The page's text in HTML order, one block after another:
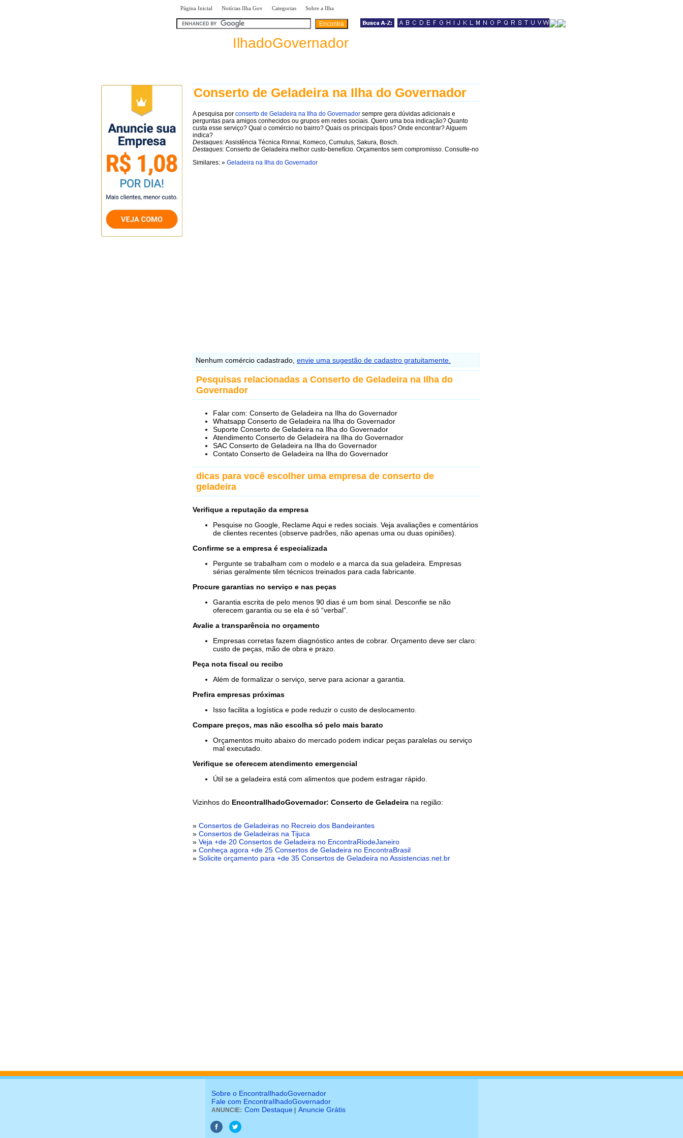
Página Inicial Notícias Ilha Gov Categorias Sobre a Ilha
IlhadoGovernador
Conserto de Geladeira na Ilha do Governador
A pesquisa por conserto de Geladeira na Ilha do Governador sempre gera dúvidas adicionais e
perguntas para amigos conhecidos ou grupos em redes sociais. Quero uma boa indicação? Quanto
custa esse serviço? Qual o comércio no bairro? Quais os principais tipos? Onde encontrar? Alguem
indica?
Destaques:Assistência Técnica Rinnai, Komeco, Cumulus, Sakura, Bosch.
Destaques: Conserto de Geladeira melhor custo-benefício. Orçamentos sem compromisso. Consulte-no
Similares: » Geladeira na Ilha do Governador
Nenhum comércio cadastrado, envie uma sugestão de cadastro gratuitamente.
Pesquisas relacionadas a Conserto de Geladeira na Ilha do
Governador
Falar com: Conserto de Geladeira na Ilha do Governador
Whatsapp Conserto de Geladeira na Ilha do Governador
Suporte Conserto de Geladeira na Ilha do Governador
Atendimento Conserto de Geladeira na Ilha do Governador
SAC Conserto de Geladeira na Ilha do Governador
Contato Conserto de Geladeira na Ilha do Governador
dicas para você escolher uma empresa de conserto de
geladeira
Verifique a reputação da empresa
Pesquise no Google, Reclame Aqui e redes sociais. Veja avaliações e comentários
de clientes recentes (observe padrões, não apenas uma ou duas opiniões).
Confirme se a empresa é especializada
Pergunte se trabalham com o modelo e a marca da sua geladeira. Empresas
sérias geralmente têm técnicos treinados para cada fabricante.
Procure garantias no serviço e nas peças
Garantia escrita de pelo menos 90 dias é um bom sinal. Desconfie se não
oferecem garantia ou se ela é só “verbal”.
Avalie a transparência no orçamento
Empresas corretas fazem diagnóstico antes de cobrar. Orçamento deve ser claro:
custo de peças, mão de obra e prazo.
Peça nota fiscal ou recibo
Além de formalizar o serviço, serve para acionar a garantia.
Prefira empresas próximas
Isso facilita a logística e pode reduzir o custo de deslocamento.
Compare preços, mas não escolha só pelo mais barato
Orçamentos muito abaixo do mercado podem indicar peças paralelas ou serviço
mal executado.
Verifique se oferecem atendimento emergencial
Útil se a geladeira está com alimentos que podem estragar rápido.
Vizinhos do EncontraIlhadoGovernador: Conserto de Geladeira na região:
» Consertos de Geladeiras no Recreio dos Bandeirantes
» Consertos de Geladeiras na Tijuca
» Veja +de 20 Consertos de Geladeira no EncontraRiodeJaneiro
» Conheça agora +de 25 Consertos de Geladeira no EncontraBrasil
» Solicite orçamento para +de 35 Consertos de Geladeira no Assistencias.net.br
Sobre o EncontraIlhadoGovernador
Fale com EncontraIlhadoGovernador
ANUNCIE: Com Destaque Anuncie Grátis